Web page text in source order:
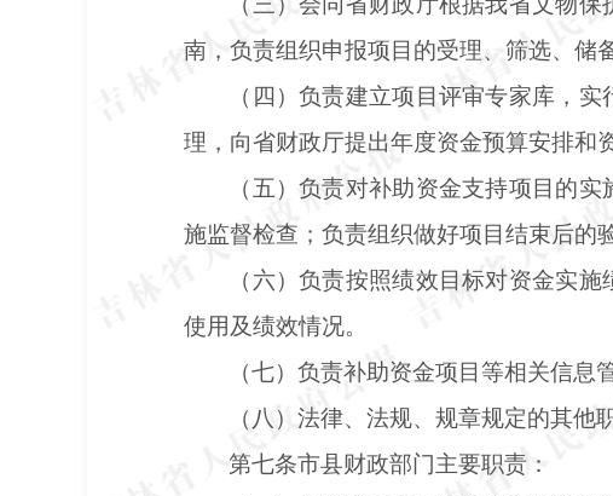
南，负责组织申报项目的受理、筛选、储
（四）负责建立项目评审专家库，
理，向省财政厅提出年度资金预算安排和
（五）负责对补助资金支持项目的
施监督检查；负责组织做好项目结束后的
（六）负责按照绩效目标对资金实
使用及绩效情况。
（七）负责补助资金项目等相关信息
（八）法律、法规、规章规定的其他
第七条市县财政部门主要职责：